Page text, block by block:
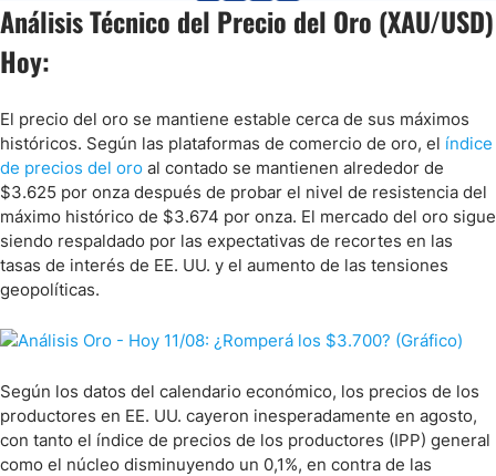
Análisis Técnico del Precio del Oro (XAU/USD)
Hoy:
El precio del oro se mantiene estable cerca de sus máximos
históricos. Según las plataformas de comercio de oro, el índice
de precios del oro al contado se mantienen alrededor de
$3.625 por onza después de probar el nivel de resistencia del
máximo histórico de $3.674 por onza. El mercado del oro sigue
siendo respaldado por las expectativas de recortes en las
tasas de interés de EE. UU. y el aumento de las tensiones
geopolíticas.
Según los datos del calendario económico, los precios de los
productores en EE. UU. cayeron inesperadamente en agosto,
con tanto el índice de precios de los productores (IPP) general
como el núcleo disminuyendo un 0,1%, en contra de las